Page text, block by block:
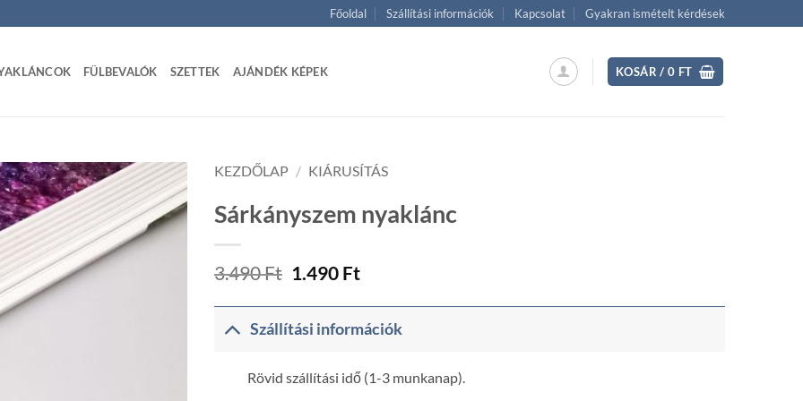
Főoldal Szállítási információk Kapcsolat Gyakran ismételt kérdések
FÜLBEVALÓK SZETTEK AJÁNDÉK KÉPEK KOSÁR /0 FT
KEZDŐLAP / KIÁRUSÍTÁS
Sárkányszem nyaklánc
3.490Ft Original
was:
3.490 Ft.
1.490 FtCurrent
is:
1.490 Ft.
Szállítási információk
Rövid szállítási idő (1-3 munkanap).